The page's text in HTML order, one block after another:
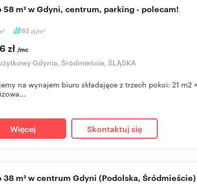
2 62zł/m2
58 m² w Gdyni, centrum, parking - polecam!
zł /mc
Gdynia, Śródmieście, ŚLĄSKA
na wynajem biuro składające z trzech pokoi: 21
Więcej Skontaktuj się
38 m² w centrum Gdyni (Podolska, Śródmieście)